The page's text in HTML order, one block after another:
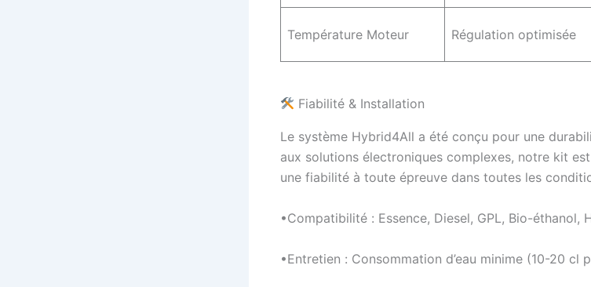
Température Moteur Régulation optimisée
Fiabilité & Installation
Le système Hybrid4All a été conçu pour une
aux solutions électroniques complexes, notre kit
une fiabilité à toute épreuve dans toutes les
•Compatibilité : Essence, Diesel, GPL, Bio-éthanol,
•Entretien : Consommation d’eau minime (10-20 cl